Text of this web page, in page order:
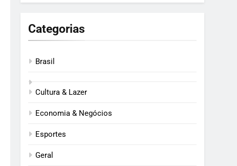
Categorias
Brasil
Cultura & Lazer
Economia & Negócios
Esportes
Geral